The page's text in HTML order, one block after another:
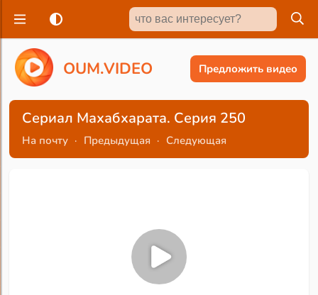
OUM.VIDEO Предложить видео
Сериал Махабхарата. Серия 250
На почту · Предыдущая · Следующая